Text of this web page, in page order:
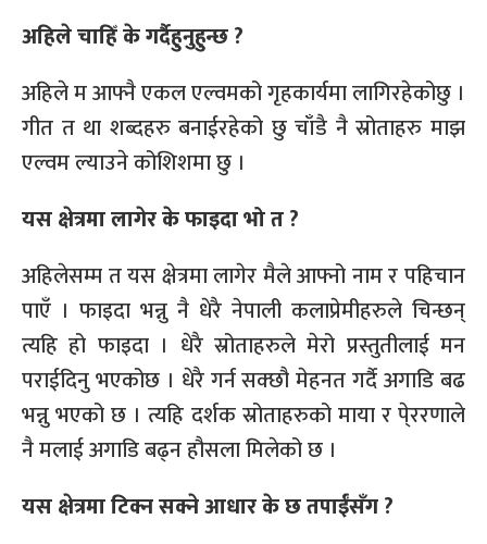
अहिले चाहिँ के गर्दैहुनुहुन्छ ?
अहिले म आफ्नै एकल एल्वमको गृहकार्यमा लागिरहेकोछु ।
गीत त था शब्दहरु बनाईरहेको छु चाँडै नै स्रोताहरु माझ
एल्वम ल्याउने कोशिशमा छु ।
यस क्षेत्रमा लागेर के फाइदा भो त ?
अहिलेसम्म त यस क्षेत्रमा लागेर मैले आफ्नो नाम र पहिचान
पाएँ । फाइदा भन्नु नै धेरै नेपाली कलाप्रेमीहरुले चिन्छन्
त्यहि हो फाइदा । धेरै स्रोताहरुले मेरो प्रस्तुतीलाई मन
पराईदिनु भएकोछ । धेरै गर्न सक्छौ मेहनत गर्दै अगाडि बढ
भन्नु भएको छ । त्यहि दर्शक स्रोताहरुको माया र पे्ररणाले
नै मलाई अगाडि बढ्न हौसला मिलेको छ ।
यस क्षेत्रमा टिक्न सक्ने आधार के छ तपाईंसँग ?